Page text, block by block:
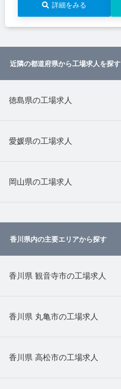
詳細をみる
近隣の都道府県から工場求人を探す
徳島県の工場求人
愛媛県の工場求人
岡山県の工場求人
香川県内の主要エリアから探す
香川県 観音寺市の工場求人
香川県 丸亀市の工場求人
香川県 高松市の工場求人